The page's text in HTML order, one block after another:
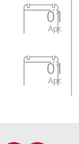
01
Apr.
01
Apr.